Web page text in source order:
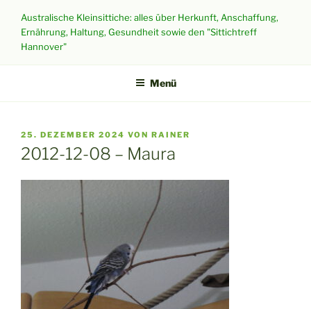
Inhalt
springen
Australische Kleinsittiche: alles über Herkunft, Anschaffung,
Ernährung, Haltung, Gesundheit sowie den "Sittichtreff
Hannover"
Menü
VERÖFFENTLICHT
AM
25. DEZEMBER 2024 VON RAINER
2012-12-08 – Maura